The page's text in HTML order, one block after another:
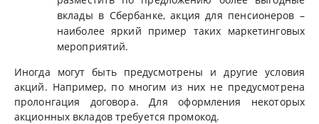
вклады в Сбербанке, акция для пенсионеров –
наиболее яркий пример таких маркетинговых
мероприятий.
Иногда могут быть предусмотрены и другие условия
акций. Например, по многим из них не предусмотрена
пролонгация договора. Для оформления некоторых
акционных вкладов требуется промокод.